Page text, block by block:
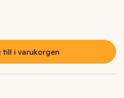
till i varukorgen